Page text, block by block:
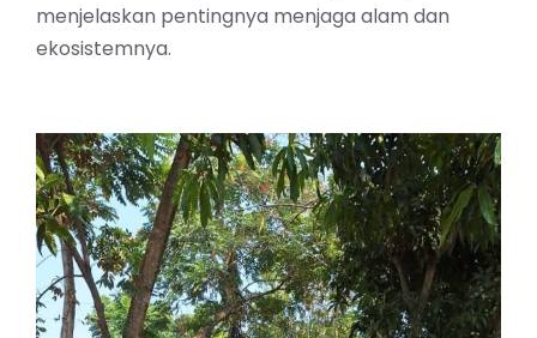
menjelaskan pentingnya menjaga alam dan
ekosistemnya.